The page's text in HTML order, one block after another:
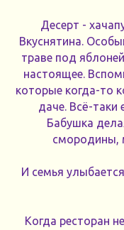
Десерт -
Вкуснятина.
траве под
настоящее.
которые когда-то
даче. Всё-таки
Бабушка
смородины,
И семья
Когда ресторан